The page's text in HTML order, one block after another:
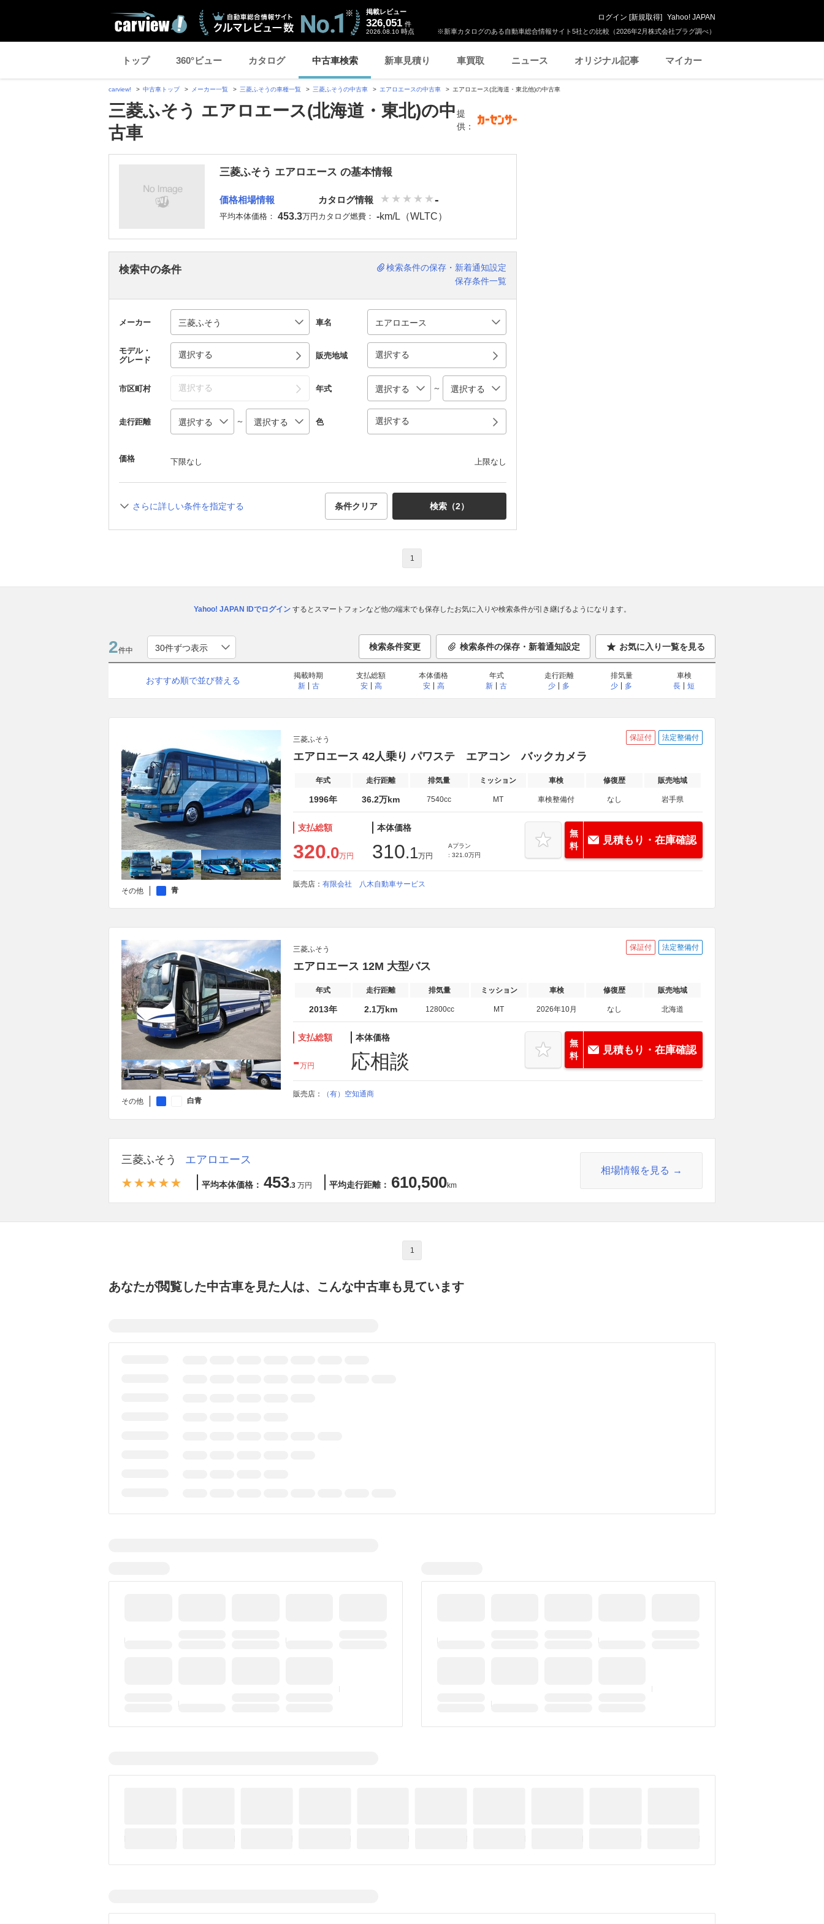
※新車カタログのある自動車総合情報サイト5社との比較（2026年2月株式会社プラグ調べ）
掲載レビュー
326,051 件
2026.08.10 時点
ログイン [新規取得] Yahoo! JAPAN
トップ 360°ビュー カタログ 中古車検索 新車見積り 車買取 ニュース オリジナル記事 マイカー
carview! 中古車トップ メーカー一覧 三菱ふそうの車種一覧 三菱ふそうの中古車 エアロエースの中古車 エアロエース(北海道・東北他)の中古車
三菱ふそう エアロエース(北海道・東北)の中
古車
提
供：
三菱ふそう エアロエース の基本情報
価格相場情報
平均本体価格： 453.3万円
カタログ情報 -
カタログ燃費： -km/L（WLTC）
検索中の条件
検索条件の保存・新着通知設定
保存条件一覧
メーカー 車名
モデル・
グレード
選択する 販売地域 選択する
市区町村 選択する 年式 ～
走行距離 ～ 色 選択する
価格 下限なし 上限なし
さらに詳しい条件を指定する 条件クリア 検索（2）
1
Yahoo! JAPAN IDでログインするとスマートフォンなど他の端末でも保存したお気に入りや検索条件が引き継げるようになります。
2件中 検索条件変更 検索条件の保存・新着通知設定 お気に入り一覧を見る
おすすめ順で並び替える
掲載時期
新
古
支払総額
安
高
本体価格
安
高
年式
新
古
走行距離
少
多
排気量
少
多
車検
長
短
その他 青
三菱ふそう 保証付 法定整備付
エアロエース 42人乗り パワステ エアコン バックカメラ
年式 走行距離 排気量 ミッション 車検 修復歴 販売地域
1996年 36.2万km 7540cc MT 車検整備付 なし 岩手県
支払総額
320.0万円
本体価格
310.1万円
Aプラン
: 321.0万円
無
料
見積もり・在庫確認
販売店： 有限会社 八木自動車サービス
その他 白青
三菱ふそう 保証付 法定整備付
エアロエース 12M 大型バス
年式 走行距離 排気量 ミッション 車検 修復歴 販売地域
2013年 2.1万km 12800cc MT 2026年10月 なし 北海道
支払総額
-万円
本体価格
応相談
無
料
見積もり・在庫確認
販売店： （有）空知通商
三菱ふそう エアロエース
平均本体価格： 453.3 万円 平均走行距離： 610,500km
相場情報を見る
1
あなたが閲覧した中古車を見た人は、こんな中古車も見ています